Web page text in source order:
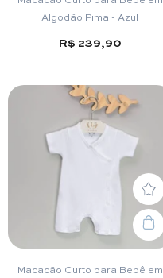
Algodão Pima - Azul
R$ 239,90
Macacão Curto para Bebê em